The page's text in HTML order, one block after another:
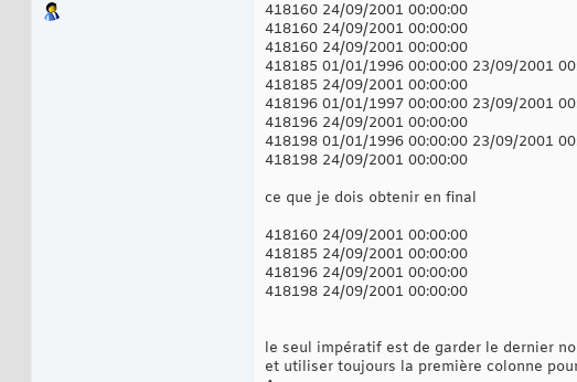
418160 24/09/2001 00:00:00
418160 24/09/2001 00:00:00
418160 24/09/2001 00:00:00
418185 01/01/1996 00:00:00 23/09/2001
418185 24/09/2001 00:00:00
418196 01/01/1997 00:00:00 23/09/2001
418196 24/09/2001 00:00:00
418198 01/01/1996 00:00:00 23/09/2001
418198 24/09/2001 00:00:00
ce que je dois obtenir en final
418160 24/09/2001 00:00:00
418185 24/09/2001 00:00:00
418196 24/09/2001 00:00:00
418198 24/09/2001 00:00:00
le seul impératif est de garder le dernier
et utiliser toujours la première colonne